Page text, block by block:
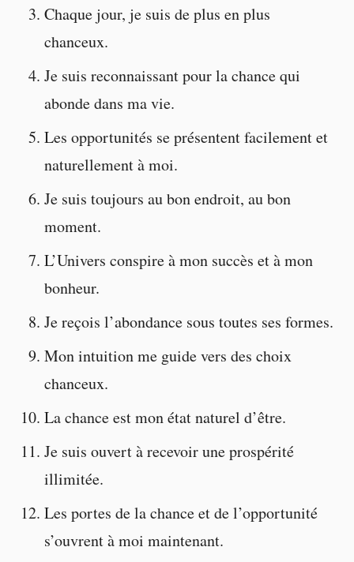
Chaque jour, je suis de plus en plus
chanceux.
Je suis reconnaissant pour la chance qui
abonde dans ma vie.
Les opportunités se présentent facilement et
naturellement à moi.
Je suis toujours au bon endroit, au bon
moment.
L’Univers conspire à mon succès et à mon
bonheur.
Je reçois l’abondance sous toutes ses formes.
Mon intuition me guide vers des choix
chanceux.
La chance est mon état naturel d’être.
Je suis ouvert à recevoir une prospérité
illimitée.
Les portes de la chance et de l’opportunité
s’ouvrent à moi maintenant.